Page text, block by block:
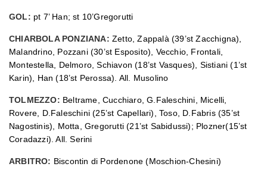
GOL: pt 7’ Han; st 10’Gregorutti
CHIARBOLA PONZIANA: Zetto, Zappalà (39’st Zacchigna),
Malandrino, Pozzani (30’st Esposito), Vecchio, Frontali,
Montestella, Delmoro, Schiavon (18’st Vasques), Sistiani (1’st
Karin), Han (18’st Perossa). All. Musolino
TOLMEZZO: Beltrame, Cucchiaro, G.Faleschini, Micelli,
Rovere, D.Faleschini (25’st Capellari), Toso, D.Fabris (35’st
Nagostinis), Motta, Gregorutti (21’st Sabidussi); Plozner(15’st
Coradazzi). All. Serini
ARBITRO: Biscontin di Pordenone (Moschion-Chesini)